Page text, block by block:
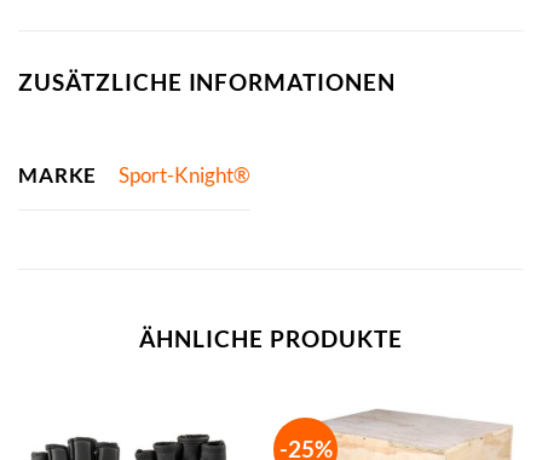
ZUSÄTZLICHE INFORMATIONEN
MARKE Sport-Knight®
ÄHNLICHE PRODUKTE
-25%